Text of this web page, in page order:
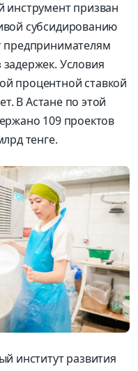
инструмент призван
субсидированию
предпринимателям
Условия
процентной ставкой
В Астане по этой
109 проектов
тенге.
институт развития